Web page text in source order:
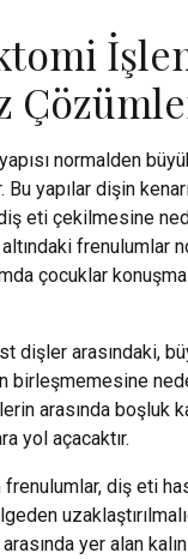
normalden
yapılar dişin
eti çekilmesine
frenulumlar
çocuklar
dişler arasındaki,
birleşmemesine
arasında boşluk
yol açacaktır.
frenulumlar, diş eti
yer alan